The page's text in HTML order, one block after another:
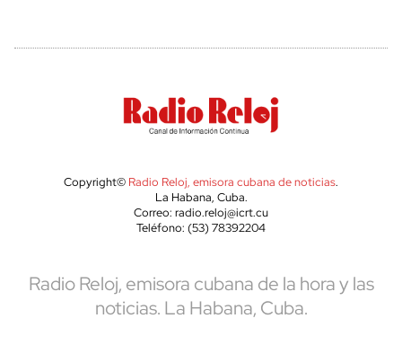
Copyright© Radio Reloj, emisora cubana de noticias.
La Habana, Cuba.
Correo: radio.reloj@icrt.cu
Teléfono: (53) 78392204
Radio Reloj, emisora cubana de la hora y las
noticias. La Habana, Cuba.